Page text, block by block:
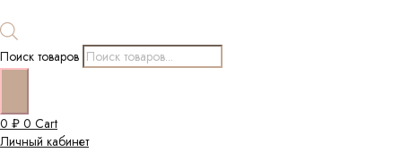
Поиск товаров
0 ₽ 0 Cart
Личный кабинет